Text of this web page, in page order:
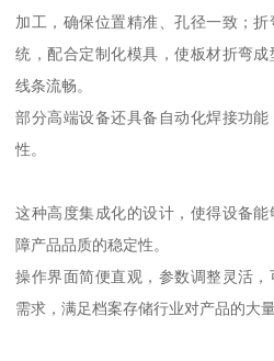
加工，确保位置精准、孔径一致；
统，配合定制化模具，使板材折弯
线条流畅。
部分高端设备还具备自动化焊接功
性。
这种高度集成化的设计，使得设备
障产品品质的稳定性。
操作界面简便直观，参数调整灵活
需求，满足档案存储行业对产品的大